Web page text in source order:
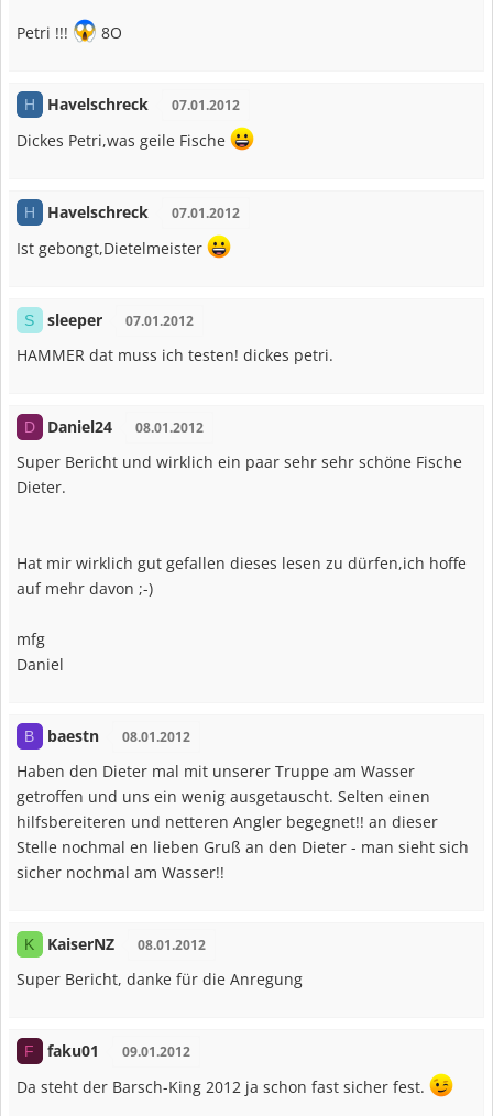
Petri !!! 8O
H Havelschreck 07.01.2012
Dickes Petri,was geile Fische
H Havelschreck 07.01.2012
Ist gebongt,Dietelmeister
S sleeper 07.01.2012
HAMMER dat muss ich testen! dickes petri.
D Daniel24 08.01.2012
Super Bericht und wirklich ein paar sehr sehr schöne Fische
Dieter.
Hat mir wirklich gut gefallen dieses lesen zu dürfen,ich hoffe
auf mehr davon ;-)
mfg
Daniel
B baestn 08.01.2012
Haben den Dieter mal mit unserer Truppe am Wasser
getroffen und uns ein wenig ausgetauscht. Selten einen
hilfsbereiteren und netteren Angler begegnet!! an dieser
Stelle nochmal en lieben Gruß an den Dieter - man sieht sich
sicher nochmal am Wasser!!
K KaiserNZ 08.01.2012
Super Bericht, danke für die Anregung
F faku01 09.01.2012
Da steht der Barsch-King 2012 ja schon fast sicher fest.